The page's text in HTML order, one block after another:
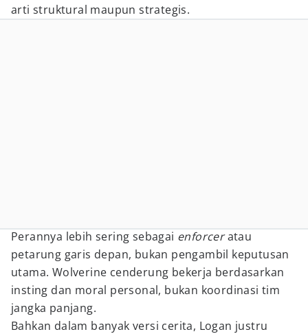
arti struktural maupun strategis.
Perannya lebih sering sebagai enforceratau
petarung garis depan, bukan pengambil keputusan
utama. Wolverine cenderung bekerja berdasarkan
insting dan moral personal, bukan koordinasi tim
jangka panjang.
Bahkan dalam banyak versi cerita, Logan justru